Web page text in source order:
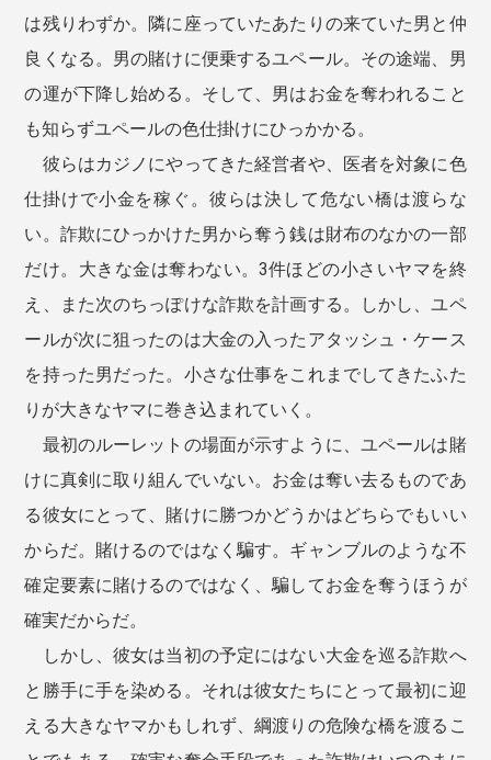
は残りわずか。隣に座っていたあたりの来ていた男と仲
良くなる。男の賭けに便乗するユペール。その途端、男
の運が下降し始める。そして、男はお金を奪われること
も知らずユペールの色仕掛けにひっかかる。
彼らはカジノにやってきた経営者や、医者を対象に色
仕掛けで小金を稼ぐ。彼らは決して危ない橋は渡らな
い。詐欺にひっかけた男から奪う銭は財布のなかの一部
だけ。大きな金は奪わない。3件ほどの小さいヤマを終
え、また次のちっぽけな詐欺を計画する。しかし、ユペ
ールが次に狙ったのは大金の入ったアタッシュ・ケース
を持った男だった。小さな仕事をこれまでしてきたふた
りが大きなヤマに巻き込まれていく。
最初のルーレットの場面が示すように、ユペールは賭
けに真剣に取り組んでいない。お金は奪い去るものであ
る彼女にとって、賭けに勝つかどうかはどちらでもいい
からだ。賭けるのではなく騙す。ギャンブルのような不
確定要素に賭けるのではなく、騙してお金を奪うほうが
確実だからだ。
しかし、彼女は当初の予定にはない大金を巡る詐欺へ
と勝手に手を染める。それは彼女たちにとって最初に迎
える大きなヤマかもしれず、綱渡りの危険な橋を渡るこ